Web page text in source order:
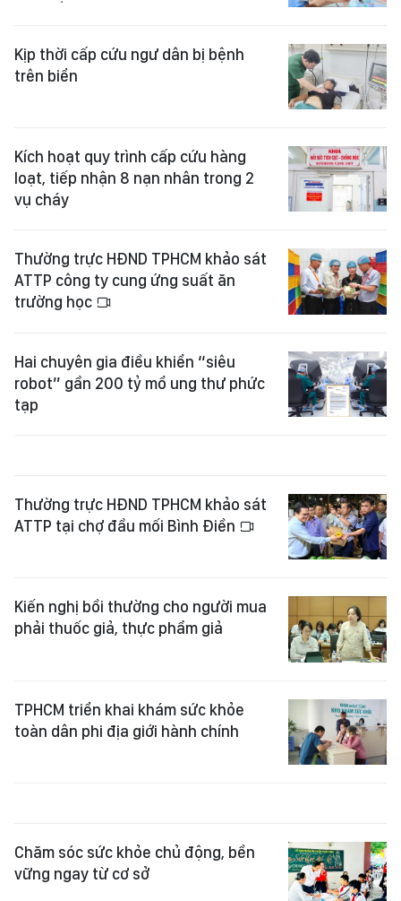
Kịp thời cấp cứu ngư dân bị bệnh
trên biển
Kích hoạt quy trình cấp cứu hàng
loạt, tiếp nhận 8 nạn nhân trong 2
vụ cháy
Thường trực HĐND TPHCM khảo sát
ATTP công ty cung ứng suất ăn
trường học
Hai chuyên gia điều khiển “siêu
robot” gần 200 tỷ mổ ung thư phức
tạp
Thường trực HĐND TPHCM khảo sát
ATTP tại chợ đầu mối Bình Điền
Kiến nghị bồi thường cho người mua
phải thuốc giả, thực phẩm giả
TPHCM triển khai khám sức khỏe
toàn dân phi địa giới hành chính
Chăm sóc sức khỏe chủ động, bền
vững ngay từ cơ sở